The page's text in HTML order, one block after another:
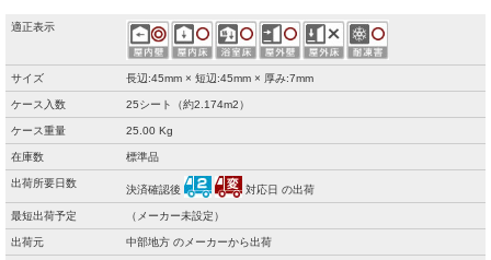
適正表示
サイズ 長辺:45mm × 短辺:45mm × 厚み:7mm
ケース入数 25シート（約2.174m2）
ケース重量 25.00 Kg
在庫数 標準品
出荷所要日数
決済確認後 対応日 の出荷
最短出荷予定 （メーカー未設定）
出荷元 中部地方 のメーカーから出荷